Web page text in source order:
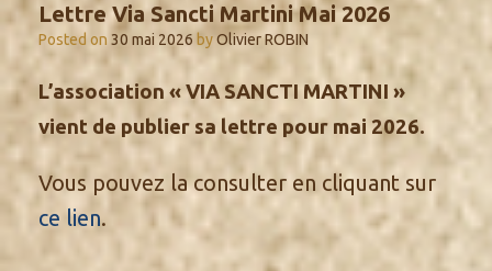
Lettre Via Sancti Martini Mai 2026
Posted on 30 mai 2026 byOlivier ROBIN
L’association « VIA SANCTI MARTINI »
vient de publier sa lettre pour mai 2026.
Vous pouvez la consulter en cliquant sur
ce lien.